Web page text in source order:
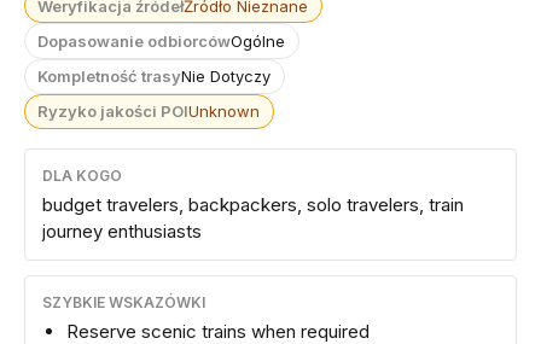
Weryfikacja źródełŹródło Nieznane
Dopasowanie odbiorcówOgólne
Kompletność trasyNie Dotyczy
Ryzyko jakości POIUnknown
DLA KOGO
budget travelers, backpackers, solo travelers, train
journey enthusiasts
SZYBKIE WSKAZÓWKI
Reserve scenic trains when required